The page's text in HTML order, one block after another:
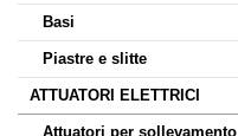
Basi
Piastre e slitte
ATTUATORI ELETTRICI
Attuatori per sollevamento